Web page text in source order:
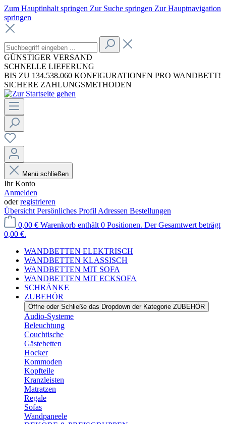
Zum Hauptinhalt springen Zur Suche springen Zur Hauptnavigation
springen
GÜNSTIGER VERSAND
SCHNELLE LIEFERUNG
BIS ZU 134.538.060 KONFIGURATIONEN PRO WANDBETT!
SICHERE ZAHLUNGSMETHODEN
Menü schließen
Ihr Konto
Anmelden
oderregistrieren
Übersicht Persönliches Profil Adressen Bestellungen
0,00 € Warenkorb enthält 0 Positionen. Der Gesamtwert beträgt
0,00 €.
WANDBETTEN ELEKTRISCH
WANDBETTEN KLASSISCH
WANDBETTEN MIT SOFA
WANDBETTEN MIT ECKSOFA
SCHRÄNKE
ZUBEHÖR
Öffne oder Schließe das Dropdown der Kategorie ZUBEHÖR
Audio-Systeme
Beleuchtung
Couchtische
Gästebetten
Hocker
Kommoden
Kopfteile
Kranzleisten
Matratzen
Regale
Sofas
Wandpaneele